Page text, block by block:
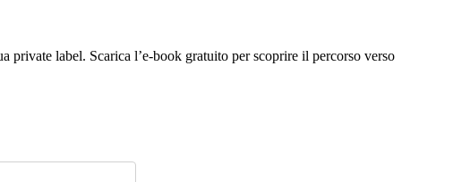
label. Scarica l’e-book gratuito per scoprire il percorso verso